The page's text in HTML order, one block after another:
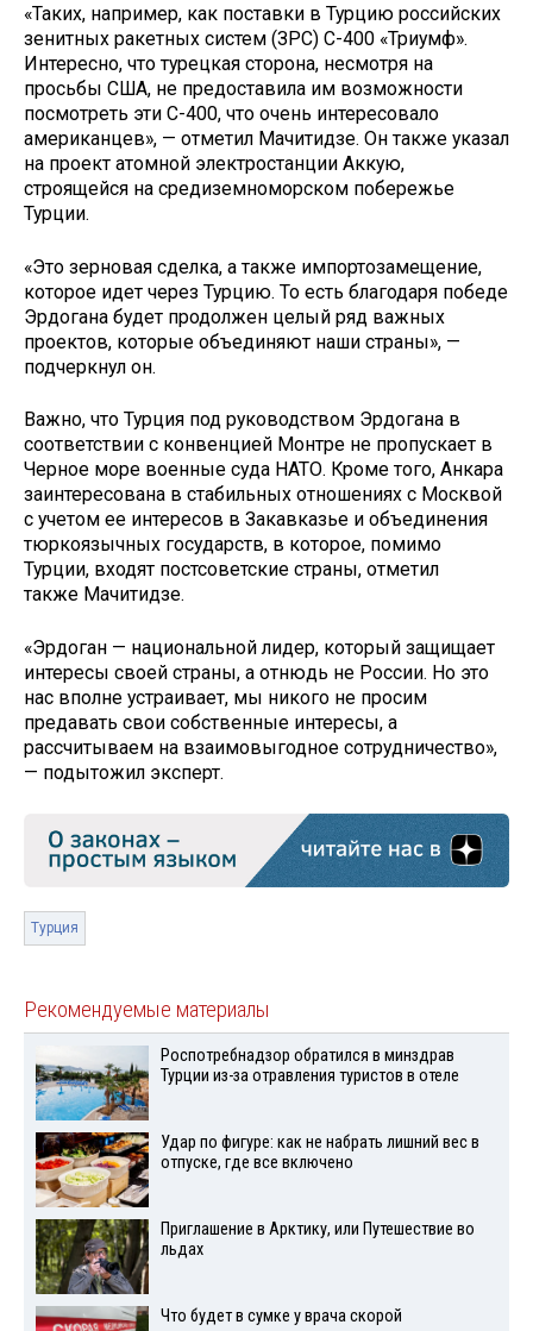
«Таких, например, как поставки в Турцию российских
зенитных ракетных систем (ЗРС) С-400 «Триумф».
Интересно, что турецкая сторона, несмотря на
просьбы США, не предоставила им возможности
посмотреть эти С-400, что очень интересовало
американцев», — отметил Мачитидзе. Он также указал
на проект атомной электростанции Аккую,
строящейся на средиземноморском побережье
Турции.
«Это зерновая сделка, а также импортозамещение,
которое идет через Турцию. То есть благодаря победе
Эрдогана будет продолжен целый ряд важных
проектов, которые объединяют наши страны», —
подчеркнул он.
Важно, что Турция под руководством Эрдогана в
соответствии с конвенцией Монтре не пропускает в
Черное море военные суда НАТО. Кроме того, Анкара
заинтересована в стабильных отношениях с Москвой
с учетом ее интересов в Закавказье и объединения
тюркоязычных государств, в которое, помимо
Турции, входят постсоветские страны, отметил
также Мачитидзе.
«Эрдоган — национальной лидер, который защищает
интересы своей страны, а отнюдь не России. Но это
нас вполне устраивает, мы никого не просим
предавать свои собственные интересы, а
рассчитываем на взаимовыгодное сотрудничество»,
— подытожил эксперт.
Турция
Рекомендуемые материалы
Роспотребнадзор обратился в минздрав
Турции из-за отравления туристов в отеле
Удар по фигуре: как не набрать лишний вес в
отпуске, где все включено
Приглашение в Арктику, или Путешествие во
льдах
Что будет в сумке у врача скорой